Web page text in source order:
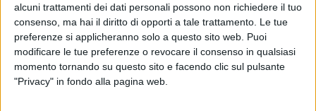
alcuni trattamenti dei dati personali possono non richiedere il tuo
consenso, ma hai il diritto di opporti a tale trattamento. Le tue
preferenze si applicheranno solo a questo sito web. Puoi
modificare le tue preferenze o revocare il consenso in qualsiasi
momento tornando su questo sito e facendo clic sul pulsante
"Privacy" in fondo alla pagina web.
A terra tutti i voli dell’indiana
Jet Airways
ITALIA 18 APRILE 2019